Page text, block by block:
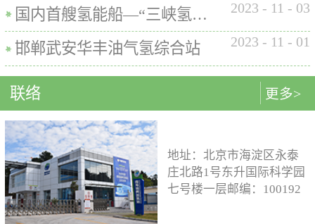
0.1~7.2 kg/min计量精度±1%可
选加氢枪TK16或TK17或TK25
加氢枪数量单枪或双枪红外通
讯可选配预冷可选配防爆等级
（参考）II 3 G Ex h ia db mb eb
氢系统主要包括加氢模块、储
氢模块、供氢模块以及控制模
块。车载储供氢系统所有管
路、阀门及接头等采用不与高
压氢气介质发生化学反应的材
料。电气元件及线束均具有防
水、阻燃防爆的功能；车载储
供氢系统及其附属零部件均通
过高低温、盐雾、IP防护等级
等相关型式试验，以保证氢系
统的安全性及稳定性；氢系统
支架、加注口等均通过检验验
证；系统具备防过压、防过
地小，节省空间，维护维修方
便。2. 各模块紧密融合，运行
效率高。3. 节能环保。撬装一
体式装置性能参数表制氢能力
500Nm3以下加氢等级
100~1000kg/d氢气压缩额定工作
压力45MPa/87.5MPa氢气加注额
定工作压力35MPa/70MPa环境
温度-40~+50℃参考标准T/ZSA
235-2024, GB50516, GB 50177,
GB/T 43674, IEC 60069, EN ISO
80079等。
国内首艘氢能船—“三峡氢舟1”号船载氢系统 2023 - 11 - 03
邯郸武安华丰油气氢综合站 2023 - 11 - 01
更多>
联络
地址：北京市海淀区永泰
庄北路1号东升国际科学园
七号楼一层邮编：100192